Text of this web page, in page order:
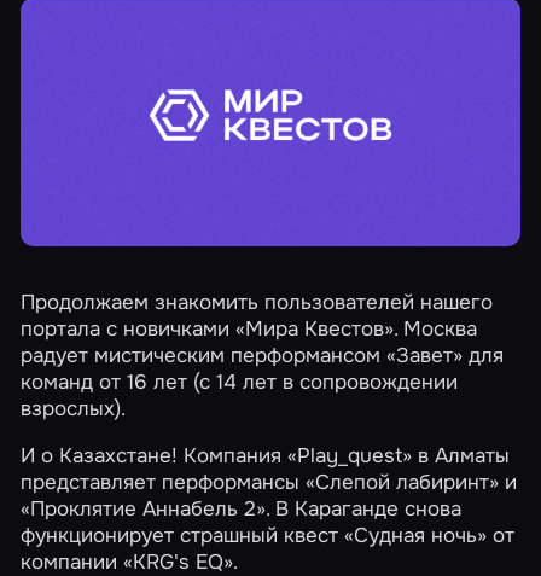
Продолжаем знакомить пользователей нашего
портала с новичками «Мира Квестов». Москва
радует мистическим перформансом«Завет» для
команд от 16 лет (с 14 лет в сопровождении
взрослых).
И о Казахстане! Компания«Play_quest» в Алматы
представляет перформансы«Слепой лабиринт» и
«Проклятие Аннабель 2». В Караганде снова
функционирует страшный квест«Судная ночь» от
компании«KRG's EQ».